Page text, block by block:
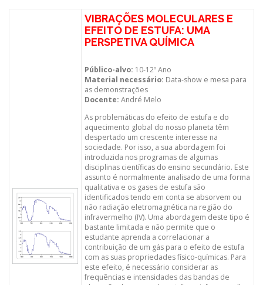
VIBRAÇÕES MOLECULARES E
EFEITO DE ESTUFA: UMA
PERSPETIVA QUÍMICA
Público-alvo: 10-12º Ano
Material necessário: Data-show e mesa para
as demonstrações
Docente: André Melo
As problemáticas do efeito de estufa e do
aquecimento global do nosso planeta têm
despertado um crescente interesse na
sociedade. Por isso, a sua abordagem foi
introduzida nos programas de algumas
disciplinas científicas do ensino secundário. Este
assunto é normalmente analisado de uma forma
qualitativa e os gases de estufa são
identificados tendo em conta se absorvem ou
não radiação eletromagnética na região do
infravermelho (IV). Uma abordagem deste tipo é
bastante limitada e não permite que o
estudante aprenda a correlacionar a
contribuição de um gás para o efeito de estufa
com as suas propriedades físico-químicas. Para
este efeito, é necessário considerar as
frequências e intensidades das bandas de